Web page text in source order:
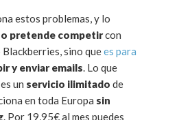
estos problemas, y lo
pretende competircon
sino quees para
y enviar emails. Lo que
un servicio ilimitado de
en toda Europa sin
. Por 19,95€ al mes puedes